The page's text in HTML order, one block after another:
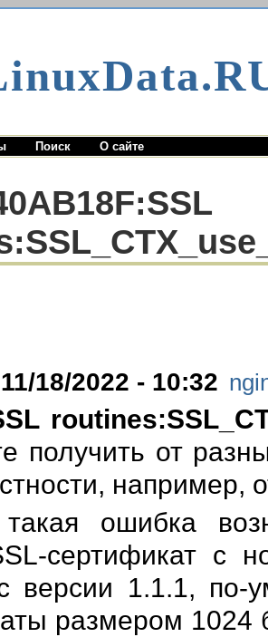
Поиск О сайте
18/2022 - 10:32
получить от
например,
ошибка
сертификат с
версии 1.1.1, по-
размером 1024